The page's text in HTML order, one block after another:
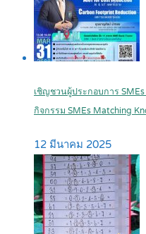
เชิญชวนผู้ประกอบการ
กิจกรรม SMEs Matching
12 มีนาคม 2025